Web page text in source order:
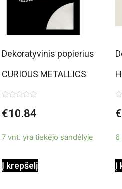
Dekoratyvinis popierius
CURIOUS METALLICS
White Gold, 120 g/m2, A4,
50 lapų
0
iš
€10.84
7 vnt. yra tiekėjo sandėlyje
Į krepšelį
0
iš
€
6
Į